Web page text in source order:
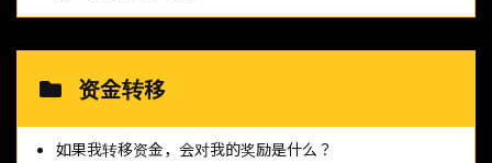
资金转移
如果我转移资金，会对我的奖励是什么？